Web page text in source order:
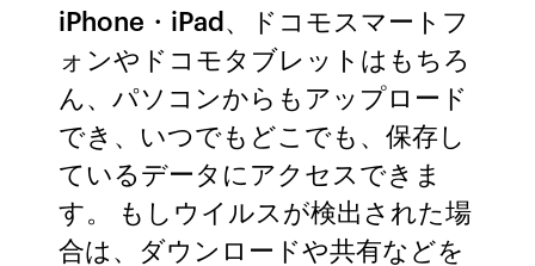
iPhone・iPad、ドコモスマートフ
ォンやドコモタブレットはもちろ
ん、パソコンからもアップロード
でき、いつでもどこでも、保存し
ているデータにアクセスできま
す。 もしウイルスが検出された場
合は、ダウンロードや共有などを